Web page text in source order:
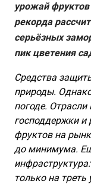
урожай фруктов
рекорда
серьёзных
пик цветения
Средства
природы.
погоде. Отрасли
господдержки и
фруктов на
до минимума.
только на треть